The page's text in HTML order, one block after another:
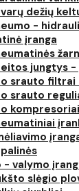
dežių
-
įranga
jungtys
srauto
srauto
kompresoriai
- valymo
slėgio